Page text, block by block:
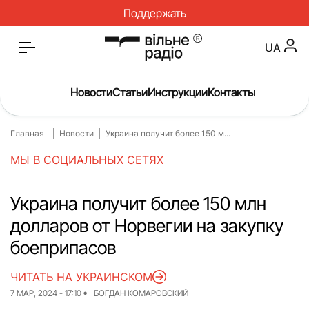
Поддержать
Главная
О нас
Инструкции
Спорт
Интервью
Досье
Блог
Проекты
UA
НовостиСтатьиИнструкцииКонтакты
Главная Новости Украина получит более 150 м...
МЫ В СОЦИАЛЬНЫХ СЕТЯХ
Украина получит более 150 млн
долларов от Норвегии на закупку
боеприпасов
7 МАР, 2024 - 17:10 БОГДАН КОМАРОВСКИЙ
ЧИТАТЬ НА УКРАИНСКОМ